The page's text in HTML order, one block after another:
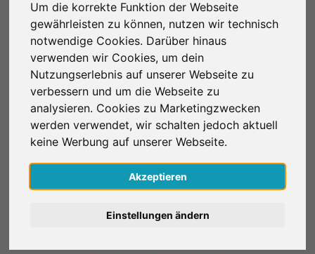
Um die korrekte Funktion der Webseite
gewährleisten zu können, nutzen wir technisch
notwendige Cookies. Darüber hinaus
verwenden wir Cookies, um dein
Nutzungserlebnis auf unserer Webseite zu
verbessern und um die Webseite zu
analysieren. Cookies zu Marketingzwecken
werden verwendet, wir schalten jedoch aktuell
keine Werbung auf unserer Webseite.
Akzeptieren
Einstellungen ändern
Weiter mit Facebook
ODER
E-Mail
Passwort*
Passwort vergessen?
FAQ
Kostenlos registrieren
Anmelden